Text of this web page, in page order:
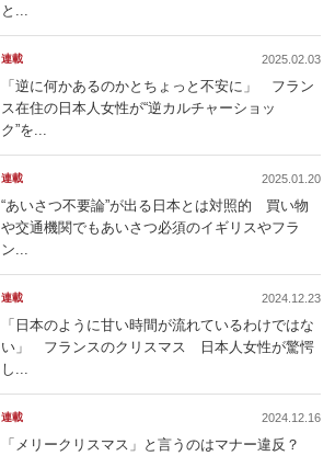
と...
連載 2025.02.03
「逆に何かあるのかとちょっと不安に」 フラン
ス在住の日本人女性が“逆カルチャーショッ
ク”を...
連載 2025.01.20
“あいさつ不要論”が出る日本とは対照的 買い物
や交通機関でもあいさつ必須のイギリスやフラ
ン...
連載 2024.12.23
「日本のように甘い時間が流れているわけではな
い」 フランスのクリスマス 日本人女性が驚愕
し...
連載 2024.12.16
「メリークリスマス」と言うのはマナー違反？